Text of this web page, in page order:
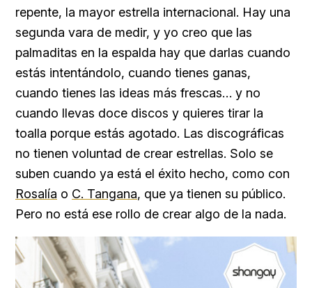
repente, la mayor estrella internacional. Hay una
segunda vara de medir, y yo creo que las
palmaditas en la espalda hay que darlas cuando
estás intentándolo, cuando tienes ganas,
cuando tienes las ideas más frescas… y no
cuando llevas doce discos y quieres tirar la
toalla porque estás agotado. Las discográficas
no tienen voluntad de crear estrellas. Solo se
suben cuando ya está el éxito hecho, como con
Rosalía o C. Tangana, que ya tienen su público.
Pero no está ese rollo de crear algo de la nada.